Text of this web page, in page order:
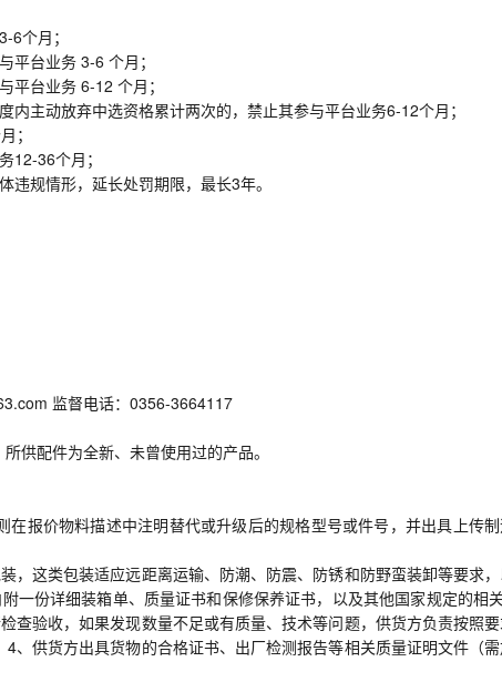
6个月；
平台业务 3-6 个月；
平台业务 6-12 个月；
主动放弃中选资格累计两次的，禁止其参与平台业务6-12个月；
；
12-36个月；
规情形，延长处罚期限，最长3年。
监督电话：0356-3664117
供配件为全新、未曾使用过的产品。
报价物料描述中注明替代或升级后的规格型号或件号，并出具上传
，这类包装适应远距离运输、防潮、防震、防锈和防野蛮装卸等要求
一份详细装箱单、质量证书和保修保养证书，以及其他国家规定的相关
查验收，如果发现数量不足或有质量、技术等问题，供货方负责按照
、供货方出具货物的合格证书、出厂检测报告等相关质量证明文件（